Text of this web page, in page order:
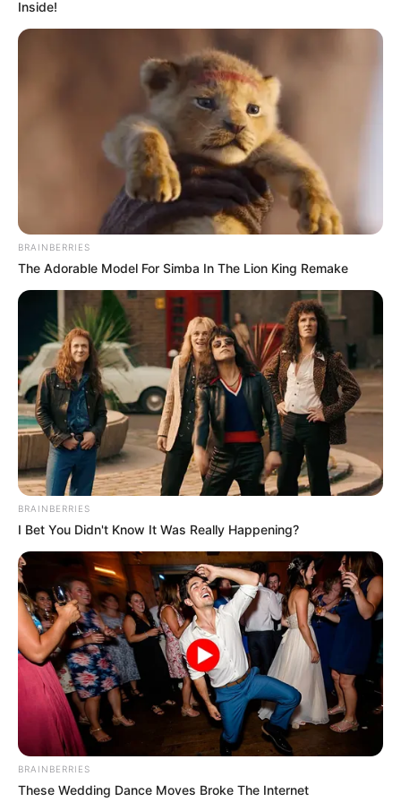
vielseitig, schnell zubereitet und passen zu
jeder Gelegenheit. In diesem Artikel nehmen wir
dich mit auf eine kulinarische Reise und zeigen
Gesund & köstlich: crepes
rezept einfach neu entdeckt!nicht nur ein
Motto, sondern ein echter Geheimtipp für die
moderne Küche ist.
Die Geschichte der
Crêpes – ein
französischer Klassiker
im neuen Gewand
Inside!
BRAINBERRIES
The Adorable Model For Simba In The Lion King Remake
BRAINBERRIES
I Bet You Didn't Know It Was Really Happening?
BRAINBERRIES
These Wedding Dance Moves Broke The Internet